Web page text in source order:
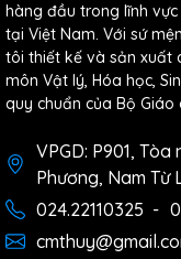
hàng đầu trong lĩnh
tại Việt Nam. Với sứ
tôi thiết kế và sản xuất
môn Vật lý, Hóa học,
quy chuẩn của Bộ
VPGD: P901,
Phương, Nam Từ
024.22110325 -